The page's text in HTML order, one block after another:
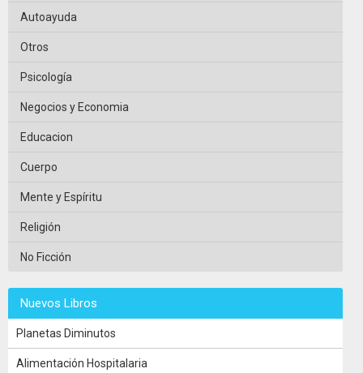
Autoayuda
Otros
Psicología
Negocios y Economia
Educacion
Cuerpo
Mente y Espíritu
Religión
No Ficción
Nuevos Libros
Planetas Diminutos
Alimentación Hospitalaria